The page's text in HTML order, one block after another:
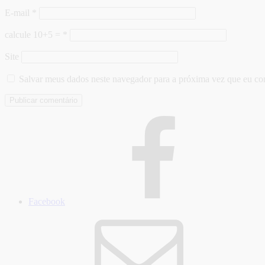
E-mail
calcule 10+5 =
Site
Salvar meus dados neste navegador para a próxima vez que eu
Facebook